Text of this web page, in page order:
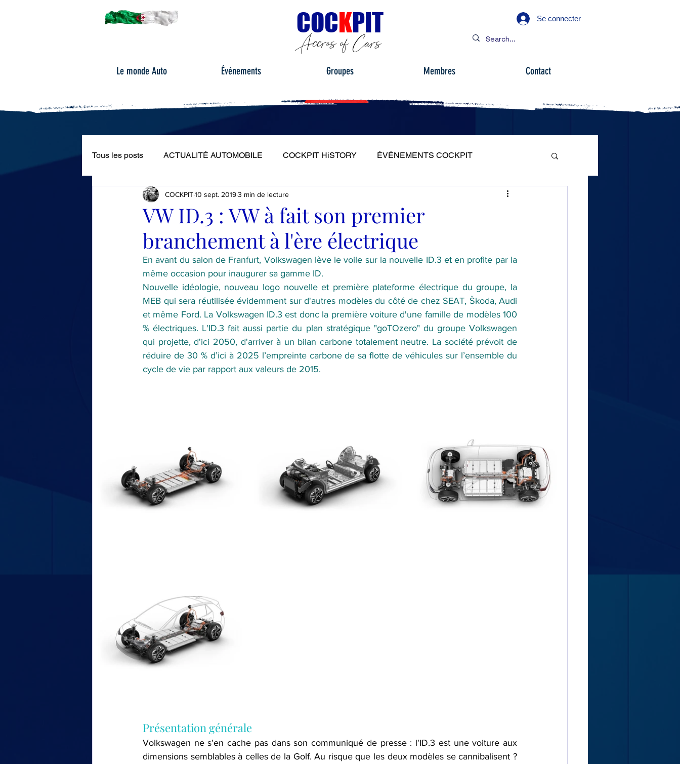
COCKPIT
Accros of Cars
Se connecter
Le monde Auto Événements Groupes Membres Contact
Tous les posts ACTUALITÉ AUTOMOBILE COCKPIT HiSTORY ÉVÉNEMENTS COCKPIT
ÉVÉNEMENTS AUTOMOBILES ESSAIS ROUTIERS
LE TOUR DE MA VOITURE
VW ID.3 : VW à fait son premier
branchement à l'ère électrique
COCKPIT10 sept. 20193 min de lecture
En avant du salon de Franfurt, Volkswagen lève le voile sur la nouvelle ID.3 et en profite par la
même occasion pour inaugurer sa gamme ID.
Nouvelle idéologie, nouveau logo nouvelle et première plateforme électrique du groupe, la
MEB qui sera réutilisée évidemment sur d'autres modèles du côté de chez SEAT, Škoda, Audi
et même Ford. La Volkswagen ID.3 est donc la première voiture d'une famille de modèles 100
% électriques. L'ID.3 fait aussi partie du plan stratégique "goTOzero" du groupe Volkswagen
qui projette, d'ici 2050, d'arriver à un bilan carbone totalement neutre. La société prévoit de
réduire de 30 % d’ici à 2025 l’empreinte carbone de sa flotte de véhicules sur l’ensemble du
cycle de vie par rapport aux valeurs de 2015.
Présentation générale
Volkswagen ne s'en cache pas dans son communiqué de presse : l'ID.3 est une voiture aux
dimensions semblables à celles de la Golf. Au risque que les deux modèles se cannibalisent ?